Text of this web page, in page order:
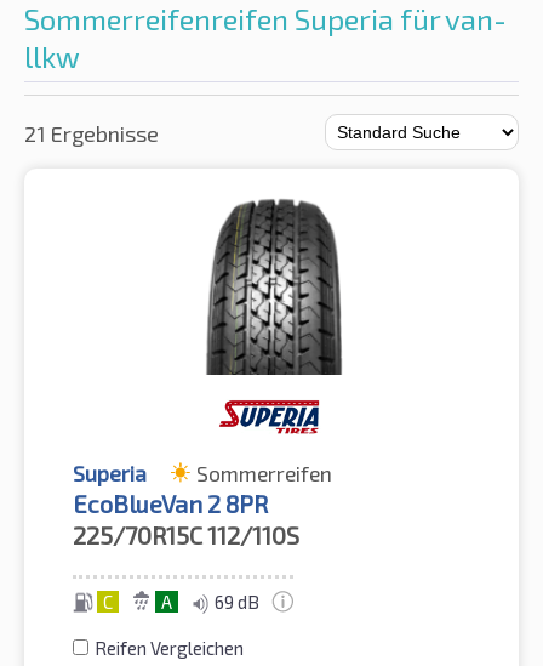
Sommerreifenreifen Superia für van-
llkw
21 Ergebnisse
Superia Sommerreifen
EcoBlueVan 2 8PR
225/70R15C112/110S
C A 69 dB
Reifen Vergleichen